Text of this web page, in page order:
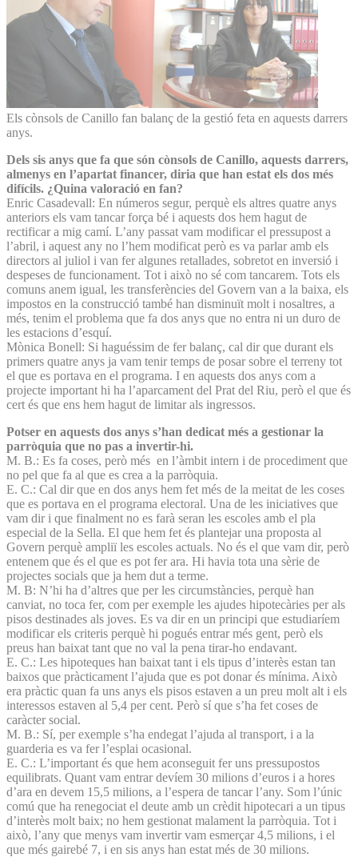
Els cònsols de Canillo fan balanç de la gestió feta en aquests darrers
anys.
Dels sis anys que fa que són cònsols de Canillo, aquests darrers,
almenys en l’apartat financer, diria que han estat els dos més
difícils. ¿Quina valoració en fan?
Enric Casadevall: En números segur, perquè els altres quatre anys
anteriors els vam tancar força bé i aquests dos hem hagut de
rectificar a mig camí. L’any passat vam modificar el pressupost a
l’abril, i aquest any no l’hem modificat però es va parlar amb els
directors al juliol i van fer algunes retallades, sobretot en inversió i
despeses de funcionament. Tot i això no sé com tancarem. Tots els
comuns anem igual, les transferències del Govern van a la baixa, els
impostos en la construcció també han disminuït molt i nosaltres, a
més, tenim el problema que fa dos anys que no entra ni un duro de
les estacions d’esquí.
Mònica Bonell: Si haguéssim de fer balanç, cal dir que durant els
primers quatre anys ja vam tenir temps de posar sobre el terreny tot
el que es portava en el programa. I en aquests dos anys com a
projecte important hi ha l’aparcament del Prat del Riu, però el que és
cert és que ens hem hagut de limitar als ingressos.
Potser en aquests dos anys s’han dedicat més a gestionar la
parròquia que no pas a invertir-hi.
M. B.: Es fa coses, però més en l’àmbit intern i de procediment que
no pel que fa al que es crea a la parròquia.
E. C.: Cal dir que en dos anys hem fet més de la meitat de les coses
que es portava en el programa electoral. Una de les iniciatives que
vam dir i que finalment no es farà seran les escoles amb el pla
especial de la Sella. El que hem fet és plantejar una proposta al
Govern perquè ampliï les escoles actuals. No és el que vam dir, però
entenem que és el que es pot fer ara. Hi havia tota una sèrie de
projectes socials que ja hem dut a terme.
M. B: N’hi ha d’altres que per les circumstàncies, perquè han
canviat, no toca fer, com per exemple les ajudes hipotecàries per als
pisos destinades als joves. Es va dir en un principi que estudiaríem
modificar els criteris perquè hi pogués entrar més gent, però els
preus han baixat tant que no val la pena tirar-ho endavant.
E. C.: Les hipoteques han baixat tant i els tipus d’interès estan tan
baixos que pràcticament l’ajuda que es pot donar és mínima. Això
era pràctic quan fa uns anys els pisos estaven a un preu molt alt i els
interessos estaven al 5,4 per cent. Però sí que s’ha fet coses de
caràcter social.
M. B.: Sí, per exemple s’ha endegat l’ajuda al transport, i a la
guarderia es va fer l’esplai ocasional.
E. C.: L’important és que hem aconseguit fer uns pressupostos
equilibrats. Quant vam entrar devíem 30 milions d’euros i a hores
d’ara en devem 15,5 milions, a l’espera de tancar l’any. Som l’únic
comú que ha renegociat el deute amb un crèdit hipotecari a un tipus
d’interès molt baix; no hem gestionat malament la parròquia. Tot i
això, l’any que menys vam invertir vam esmerçar 4,5 milions, i el
que més gairebé 7, i en sis anys han estat més de 30 milions.